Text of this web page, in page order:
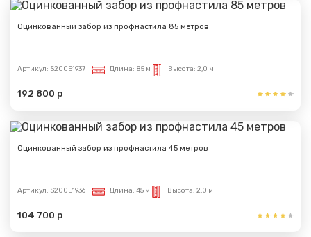
Оцинкованный забор из профнастила 85 метров
Артикул: S200E1937 Длина: 85 м Высота: 2,0 м
192 800 р
Оцинкованный забор из профнастила 45 метров
Артикул: S200E1936 Длина: 45 м Высота: 2,0 м
104 700 р
Спасибо за обращение, наш специалист свяжется с